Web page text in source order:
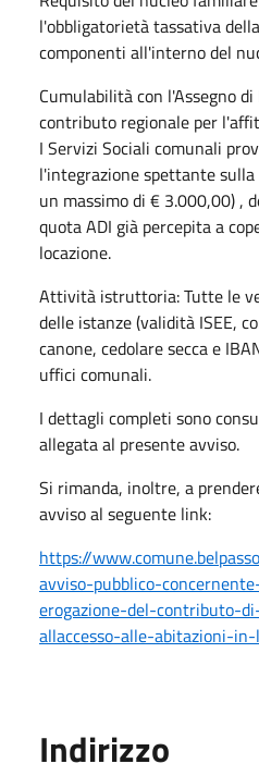
l'obbligatorietà tassativa
componenti all'interno del
Cumulabilità con l'Assegno di
contributo regionale per
I Servizi Sociali comunali
l'integrazione spettante
un massimo di € 3.000,00) ,
quota ADI già percepita a
locazione.
Attività istruttoria: Tutte le
delle istanze (validità ISEE,
canone, cedolare secca e
uffici comunali.
I dettagli completi sono
allegata al presente avviso.
Si rimanda, inoltre, a
avviso al seguente link:
https://
avviso-pubblico-
erogazione-del-contributo-
allaccesso-alle-abitazioni-in-
Indirizzo